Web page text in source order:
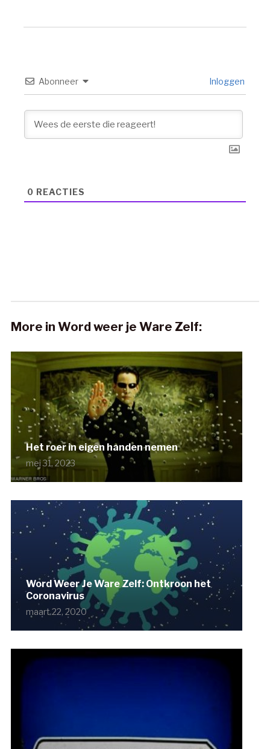
Abonneer Inloggen
0 REACTIES
More in Word weer je Ware Zelf:
Het roer in eigen handen nemen
mei 31, 2023
Word Weer Je Ware Zelf: Ontkroon het
Coronavirus
maart 22, 2020